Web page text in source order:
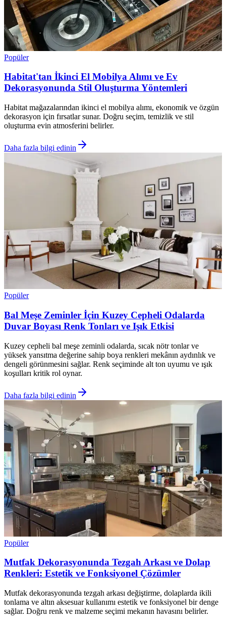
Popüler
Habitat'tan İkinci El Mobilya Alımı ve Ev
Dekorasyonunda Stil Oluşturma Yöntemleri
Habitat mağazalarından ikinci el mobilya alımı, ekonomik ve özgün
dekorasyon için fırsatlar sunar. Doğru seçim, temizlik ve stil
oluşturma evin atmosferini belirler.
Daha fazla bilgi edinin
Popüler
Bal Meşe Zeminler İçin Kuzey Cepheli Odalarda
Duvar Boyası Renk Tonları ve Işık Etkisi
Kuzey cepheli bal meşe zeminli odalarda, sıcak nötr tonlar ve
yüksek yansıtma değerine sahip boya renkleri mekânın aydınlık ve
dengeli görünmesini sağlar. Renk seçiminde alt ton uyumu ve ışık
koşulları kritik rol oynar.
Daha fazla bilgi edinin
Popüler
Mutfak Dekorasyonunda Tezgah Arkası ve Dolap
Renkleri: Estetik ve Fonksiyonel Çözümler
Mutfak dekorasyonunda tezgah arkası değiştirme, dolaplarda ikili
tonlama ve altın aksesuar kullanımı estetik ve fonksiyonel bir denge
sağlar. Doğru renk ve malzeme seçimi mekanın havasını belirler.